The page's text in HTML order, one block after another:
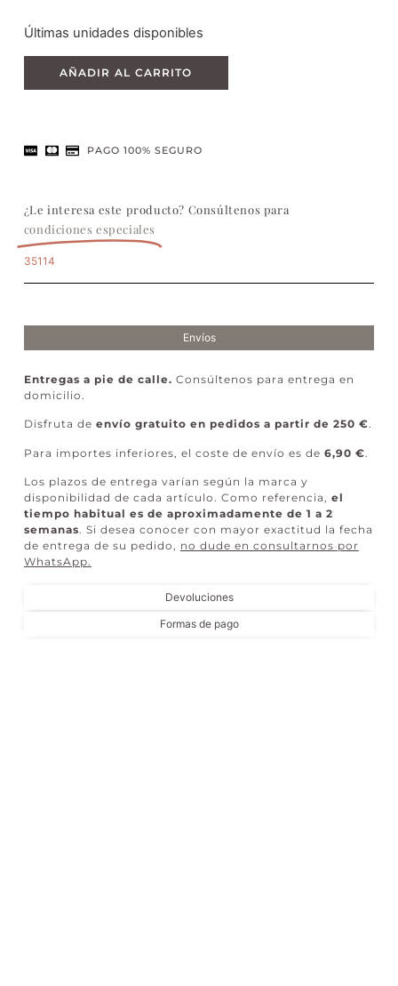
Últimas unidades disponibles
AÑADIR AL CARRITO
PAGO 100% SEGURO
¿Le interesa este producto? Consúltenos para
condiciones especiales
35114
Envíos
Devoluciones
Formas de pago
Entregas a pie de calle. Consúltenos para entrega en
domicilio.
Disfruta de envío gratuito en pedidos a partir de 250 €.
Para importes inferiores, el coste de envío es de 6,90 €
Los plazos de entrega varían según la marca y
disponibilidad de cada artículo. Como referencia, el
tiempo habitual es de aproximadamente de 1 a 2
semanas. Si desea conocer con mayor exactitud la fecha
de entrega de su pedido, no dude en consultarnos por
WhatsApp.